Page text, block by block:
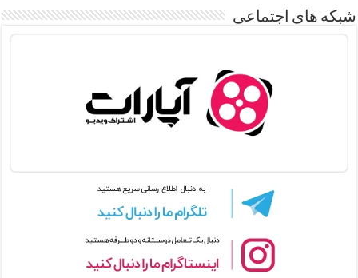
شبکه های اجتماعی